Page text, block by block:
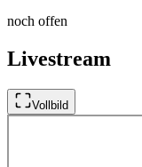
noch offen
Livestream
Vollbild